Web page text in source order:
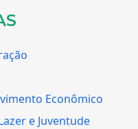
Econômico
e Juventude